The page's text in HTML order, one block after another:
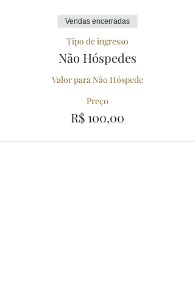
Vendas encerradas
Tipo de ingresso
Não Hóspedes
Valor para Não Hóspede
Preço
R$ 100,00